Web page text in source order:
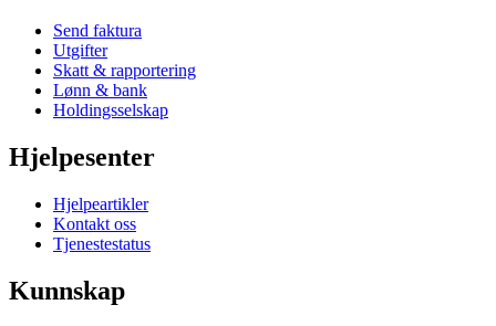
Send faktura
Utgifter
Skatt & rapportering
Lønn & bank
Holdingsselskap
Hjelpesenter
Hjelpeartikler
Kontakt oss
Tjenestestatus
Kunnskap